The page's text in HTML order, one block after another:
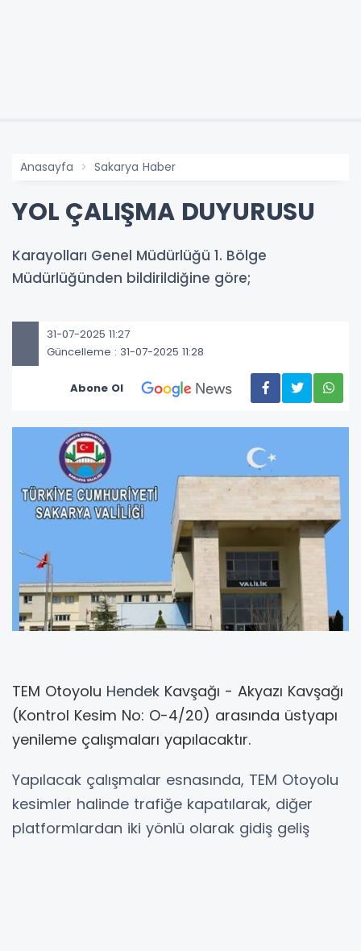
Anasayfa Sakarya Haber
YOL ÇALIŞMA DUYURUSU
Karayolları Genel Müdürlüğü 1. Bölge
Müdürlüğünden bildirildiğine göre;
31-07-2025 11:27
Güncelleme : 31-07-2025 11:28
Abone Ol
TEM Otoyolu Hendek Kavşağı - Akyazı Kavşağı
(Kontrol Kesim No: O-4/20) arasında üstyapı
yenileme çalışmaları yapılacaktır.
Yapılacak çalışmalar esnasında, TEM Otoyolu
kesimler halinde trafiğe kapatılarak, diğer
platformlardan iki yönlü olarak gidiş geliş